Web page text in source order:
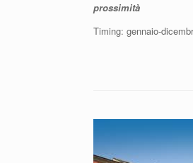
prossimità
Timing: gennaio-